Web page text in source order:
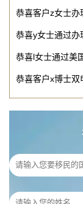
恭喜客户z女士办
恭喜y女士通过办
恭喜l女士通过美
恭喜客户x博士双